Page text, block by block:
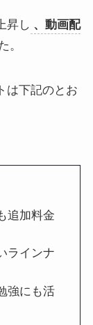
昇し 、動画配
。
は下記のとお
追加料金
ラインナ
強にも活